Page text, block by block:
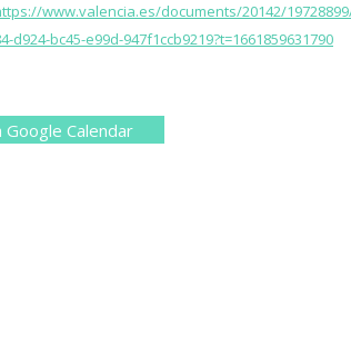
www.valencia.es/documents/20142/
d924-bc45-e99d-947f1ccb9219?t=1661859631790
Google Calendar